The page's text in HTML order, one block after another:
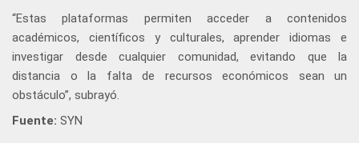
“Estas plataformas permiten acceder a contenidos
académicos, científicos y culturales, aprender idiomas e
investigar desde cualquier comunidad, evitando que la
distancia o la falta de recursos económicos sean un
obstáculo”, subrayó.
Fuente: SYN